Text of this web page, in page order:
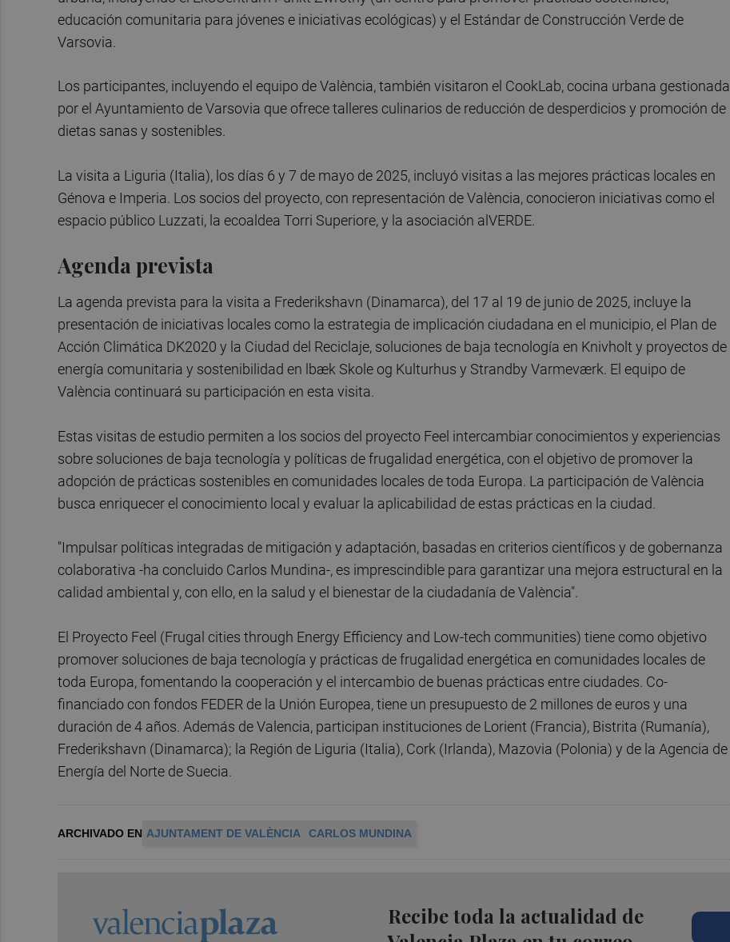
educación comunitaria para jóvenes e iniciativas ecológicas) y el Estándar de Construcción Verde de
Varsovia.
Los participantes, incluyendo el equipo de València, también visitaron el CookLab, cocina urbana gestionada
por el Ayuntamiento de Varsovia que ofrece talleres culinarios de reducción de desperdicios y promoción de
dietas sanas y sostenibles.
La visita a Liguria (Italia), los días 6 y 7 de mayo de 2025, incluyó visitas a las mejores prácticas locales en
Génova e Imperia. Los socios del proyecto, con representación de València, conocieron iniciativas como el
espacio público Luzzati, la ecoaldea Torri Superiore, y la asociación alVERDE.
Agenda prevista
La agenda prevista para la visita a Frederikshavn (Dinamarca), del 17 al 19 de junio de 2025, incluye la
presentación de iniciativas locales como la estrategia de implicación ciudadana en el municipio, el Plan de
Acción Climática DK2020 y la Ciudad del Reciclaje, soluciones de baja tecnología en Knivholt y proyectos de
energía comunitaria y sostenibilidad en lbæk Skole og Kulturhus y Strandby Varmeværk. El equipo de
València continuará su participación en esta visita.
Estas visitas de estudio permiten a los socios del proyecto Feel intercambiar conocimientos y experiencias
sobre soluciones de baja tecnología y políticas de frugalidad energética, con el objetivo de promover la
adopción de prácticas sostenibles en comunidades locales de toda Europa. La participación de València
busca enriquecer el conocimiento local y evaluar la aplicabilidad de estas prácticas en la ciudad.
"Impulsar políticas integradas de mitigación y adaptación, basadas en criterios científicos y de gobernanza
colaborativa -ha concluido Carlos Mundina-, es imprescindible para garantizar una mejora estructural en la
calidad ambiental y, con ello, en la salud y el bienestar de la ciudadanía de València".
El Proyecto Feel (Frugal cities through Energy Efficiency and Low-tech communities) tiene como objetivo
promover soluciones de baja tecnología y prácticas de frugalidad energética en comunidades locales de
toda Europa, fomentando la cooperación y el intercambio de buenas prácticas entre ciudades. Co-
financiado con fondos FEDER de la Unión Europea, tiene un presupuesto de 2 millones de euros y una
duración de 4 años. Además de Valencia, participan instituciones de Lorient (Francia), Bistrita (Rumanía),
Frederikshavn (Dinamarca); la Región de Liguria (Italia), Cork (Irlanda), Mazovia (Polonia) y de la Agencia de
Energía del Norte de Suecia.
ARCHIVADO EN AJUNTAMENT DE VALÈNCIA CARLOS MUNDINA
Recibe toda la actualidad de